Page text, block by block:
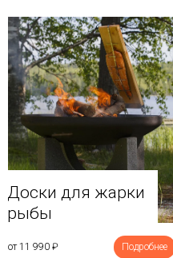
Доски для жарки
рыбы
от 11 990 ₽ Подробнее